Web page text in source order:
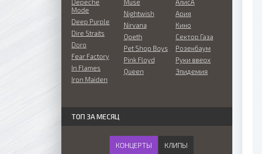
Depeche
Mode
Deep Purple
Dire Straits
Doro
Fear Factory
In Flames
Iron Maiden
Muse
Nightwish
Nirvana
Opeth
Pet Shop Boys
Pink Floyd
Queen
АлисА
Ария
Кино
Сектор Газа
Розенбаум
Руки вверх
Эпидемия
ТОП ЗА МЕСЯЦ
КОНЦЕРТЫ КЛИПЫ